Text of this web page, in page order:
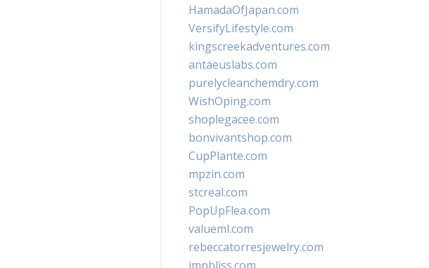
HamadaOfJapan.com
VersifyLifestyle.com
kingscreekadventures.com
antaeuslabs.com
purelycleanchemdry.com
WishOping.com
shoplegacee.com
bonvivantshop.com
CupPlante.com
mpzin.com
stcreal.com
PopUpFlea.com
valueml.com
rebeccatorresjewelry.com